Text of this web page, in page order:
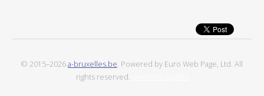
© 2015–2026a-bruxelles.be. Powered by Euro Web Page, Ltd. All
rights reserved.